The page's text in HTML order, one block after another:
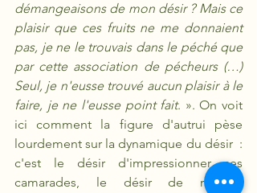
démangeaisons de mon désir ? Mais ce
plaisir que ces fruits ne me donnaient
pas, je ne le trouvais dans le péché que
par cette association de pécheurs (…)
Seul, je n'eusse trouvé aucun plaisir à le
faire, je ne l'eusse point fait. ». On voit
ici comment la figure d'autrui pèse
lourdement sur la dynamique du désir  :
c'est le désir d'impressionner ses
camarades, le désir de rivaliser